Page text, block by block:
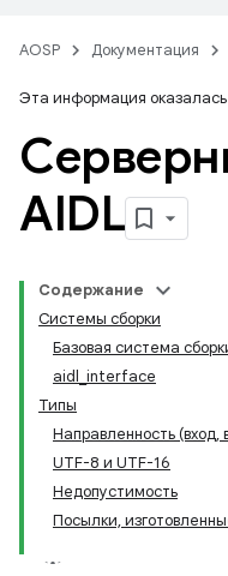
AOSP Документация
Эта информация
AIDL
Содержание
Системы сборки
Базовая система
aidl_interface
Типы
Направленность (вход,
UTF-8 и UTF-16
Недопустимость
Посылки,